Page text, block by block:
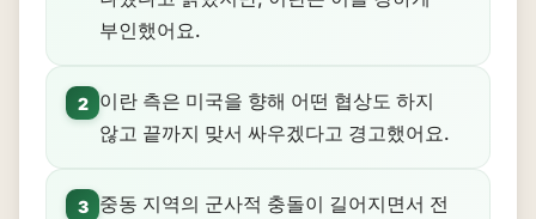
부인했어요.
2
이란 측은 미국을 향해 어떤 협상도 하지
않고 끝까지 맞서 싸우겠다고 경고했어요.
3
중동 지역의 군사적 충돌이 길어지면서 전